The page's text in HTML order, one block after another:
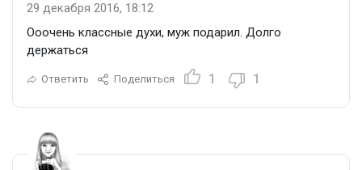
29 декабря 2016, 18:12
Ооочень классные духи, муж подарил. Долго
держаться
Ответить Поделиться 1 1